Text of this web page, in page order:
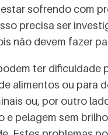
sofrendo com
precisa ser
não devem fazer
ter dificuldade
alimentos ou para
ou, por outro
e pelagem sem